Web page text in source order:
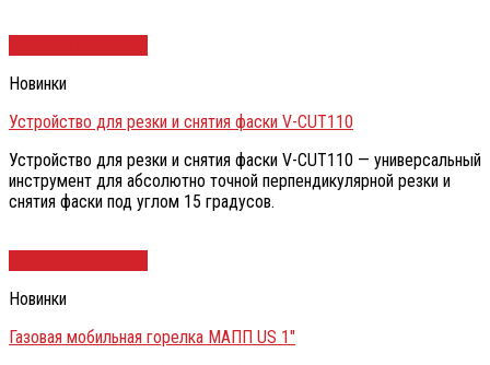
Новинки
Устройство для резки и снятия фаски V-CUT110
Устройство для резки и снятия фаски V-CUT110 — универсальный
инструмент для абсолютно точной перпендикулярной резки и
снятия фаски под углом 15 градусов.
Новинки
Газовая мобильная горелка МАПП US 1″